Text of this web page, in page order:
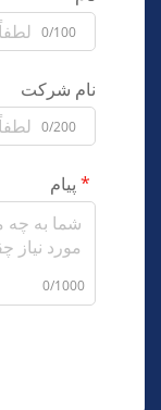
0/100
نام شرکت
0/200
پیام
0/1000